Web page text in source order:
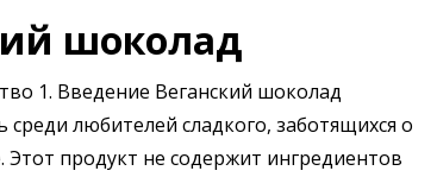
шоколад
1. Введение Веганский шоколад
любителей сладкого, заботящихся о
продукт не содержит ингредиентов